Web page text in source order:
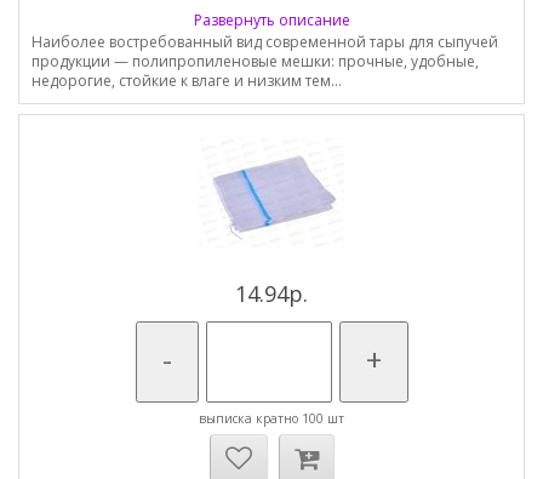
Развернуть описание
Наиболее востребованный вид современной тары для сыпучей
продукции — полипропиленовые мешки: прочные, удобные,
недорогие, стойкие к влаге и низким тем...
14.94р.
- +
выписка кратно 100 шт